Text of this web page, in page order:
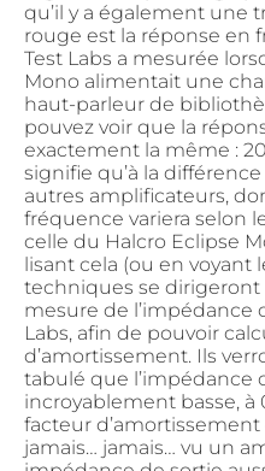
qu’il y a également une
rouge est la réponse en
Test Labs a mesurée
Mono alimentait une
haut-parleur de
pouvez voir que la
exactement la même :
signifie qu’à la
autres amplificateurs,
fréquence variera selon
celle du Halcro Eclipse
lisant cela (ou en voyant
techniques se
mesure de l’impédance
Labs, afin de pouvoir
d’amortissement. Ils
tabulé que l’impédance
incroyablement basse,
facteur d’amortissement
jamais… jamais… vu un